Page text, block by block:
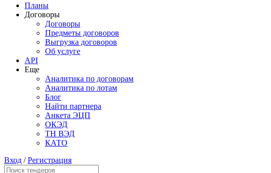
Планы
Договоры
Договоры
Предметы договоров
Выгрузка договоров
Об услуге
API
Еще
Аналитика по договорам
Аналитика по лотам
Блог
Найти партнера
Анкета ЭЦП
ОКЭД
ТН ВЭД
КАТО
Вход /Регистрация